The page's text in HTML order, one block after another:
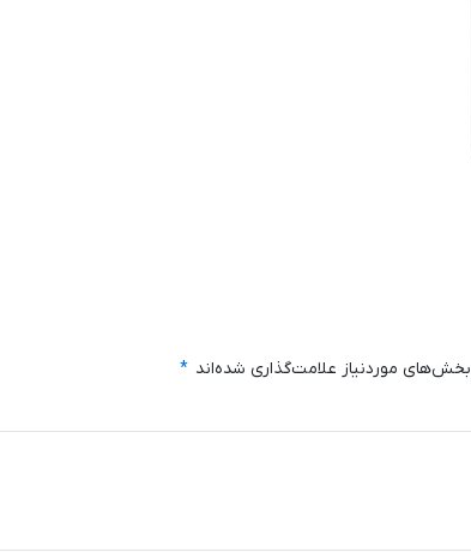
بخش‌های موردنیاز علامت‌گذاری شده‌اند *